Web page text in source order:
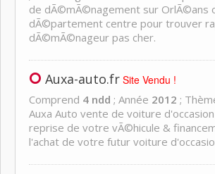
de dÃ©mÃ©nagement sur OrlÃ©ans
dÃ©partement centre pour trouver
dÃ©mÃ©nageur pas cher.
Auxa-auto.fr Site Vendu !
Comprend 4 ndd ; Année 2012 ;
Auxa Auto vente de voiture
reprise de votre vÃ©hicule &
l'achat de votre futur voiture